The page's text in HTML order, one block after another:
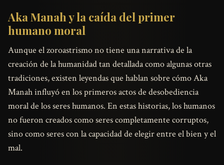
Aka Manah y la caída del primer
humano moral
Aunque el zoroastrismo no tiene una narrativa de la
creación de la humanidad tan detallada como algunas otras
tradiciones, existen leyendas que hablan sobre cómo Aka
Manah influyó en los primeros actos de desobediencia
moral de los seres humanos. En estas historias, los humanos
no fueron creados como seres completamente corruptos,
sino como seres con la capacidad de elegir entre el bien y el
mal.